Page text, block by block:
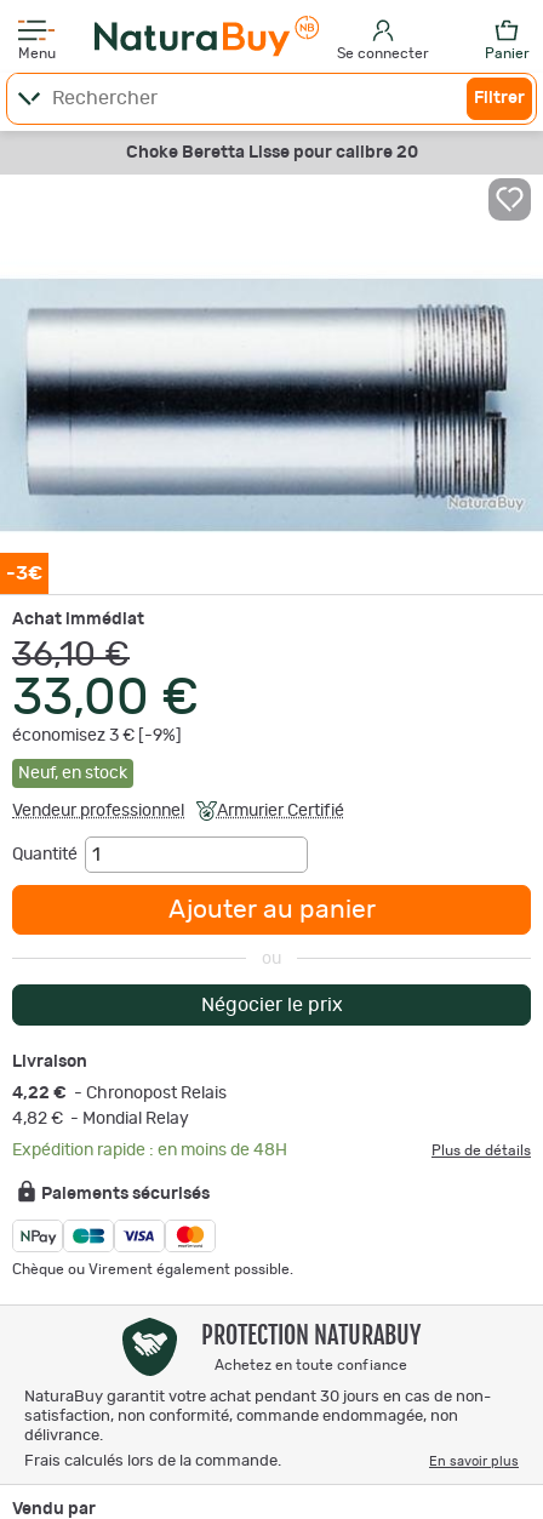
Menu Se connecter Panier
Filtrer
Choke Beretta Lisse pour calibre 20
-3€
Achat immédiat
36,10 €
33,00 €
économisez 3 € [-9%]
Neuf, en stock
Vendeur professionnel Armurier Certifié
Quantité
Ajouter au panier
ou
Négocier le prix
Livraison
4,22 € - Chronopost Relais
4,82 € - Mondial Relay
Expédition rapide : en moins de 48H
Plus de détails
Paiements sécurisés
Chèque ou Virement également possible.
PROTECTION NATURABUY
Achetez en toute confiance
NaturaBuy garantit votre achat pendant 30 jours en cas de non-
satisfaction, non conformité, commande endommagée, non
délivrance.
Frais calculés lors de la commande.
En savoir plus
Vendu par